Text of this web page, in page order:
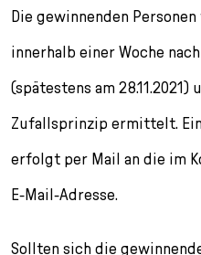
Die gewinnenden
innerhalb einer Woche
(spätestens am
Zufallsprinzip ermittelt.
erfolgt per Mail an die im
E-Mail-Adresse.
Sollten sich die